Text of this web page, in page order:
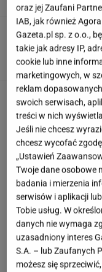
oraz jej Zaufani
IAB, jak również
Gazeta.pl sp. z o.o.,
takie jak adresy IP,
cookie lub inne
marketingowych, w
reklam
swoich serwisach,
treści w nich
Jeśli nie chcesz
chcesz wycofać
„Ustawień
Twoje dane osobowe
badania i mierzenia
serwisów i aplikacji
Tobie usług. W
danych nie wymaga
uzasadniony interes
S.A. – lub Zaufanych
możesz się